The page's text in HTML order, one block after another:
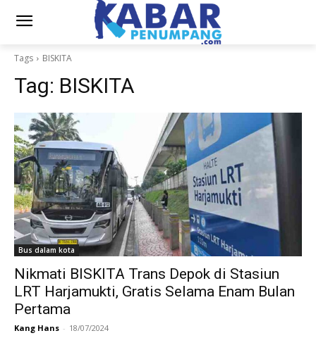
Tags BISKITA
Tag: BISKITA
Bus dalam kota
Nikmati BISKITA Trans Depok di Stasiun
LRT Harjamukti, Gratis Selama Enam Bulan
Pertama
Kang Hans - 18/07/2024